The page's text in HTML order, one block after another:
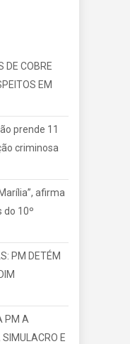
DE COBRE
EM
prende 11
criminosa
afirma
do 10º
PM DETÉM
PM A
E